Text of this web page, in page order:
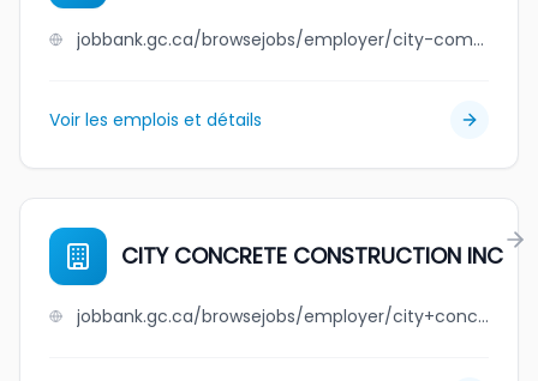
jobbank.gc.ca/browsejobs/employer/city-com+communications/ca
Voir les emplois et détails
CITY CONCRETE CONSTRUCTION INC
jobbank.gc.ca/browsejobs/employer/city+concrete+construction+inc/ca